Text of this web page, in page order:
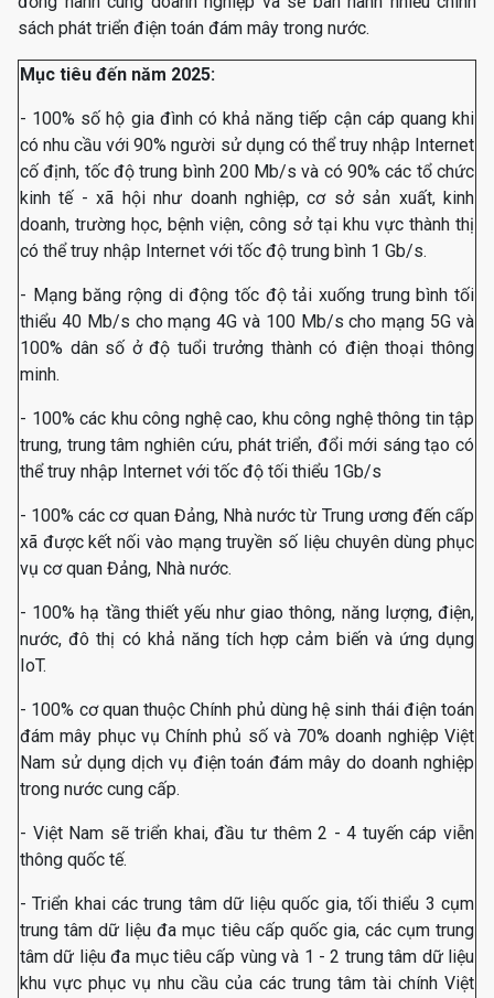
sách phát triển điện toán đám mây trong nước.
Mục tiêu đến năm 2025:
- 100% số hộ gia đình có khả năng tiếp cận cáp quang khi
có nhu cầu với 90% người sử dụng có thể truy nhập Internet
cố định, tốc độ trung bình 200 Mb/s và có 90% các tổ chức
kinh tế - xã hội như doanh nghiệp, cơ sở sản xuất, kinh
doanh, trường học, bệnh viện, công sở tại khu vực thành thị
có thể truy nhập Internet với tốc độ trung bình 1 Gb/s.
- Mạng băng rộng di động tốc độ tải xuống trung bình tối
thiểu 40 Mb/s cho mạng 4G và 100 Mb/s cho mạng 5G và
100% dân số ở độ tuổi trưởng thành có điện thoại thông
minh.
- 100% các khu công nghệ cao, khu công nghệ thông tin tập
trung, trung tâm nghiên cứu, phát triển, đổi mới sáng tạo có
thể truy nhập Internet với tốc độ tối thiểu 1Gb/s
- 100% các cơ quan Đảng, Nhà nước từ Trung ương đến cấp
xã được kết nối vào mạng truyền số liệu chuyên dùng phục
vụ cơ quan Đảng, Nhà nước.
- 100% hạ tầng thiết yếu như giao thông, năng lượng, điện,
nước, đô thị có khả năng tích hợp cảm biến và ứng dụng
IoT.
- 100% cơ quan thuộc Chính phủ dùng hệ sinh thái điện toán
đám mây phục vụ Chính phủ số và 70% doanh nghiệp Việt
Nam sử dụng dịch vụ điện toán đám mây do doanh nghiệp
trong nước cung cấp.
- Việt Nam sẽ triển khai, đầu tư thêm 2 - 4 tuyến cáp viễn
thông quốc tế.
- Triển khai các trung tâm dữ liệu quốc gia, tối thiểu 3 cụm
trung tâm dữ liệu đa mục tiêu cấp quốc gia, các cụm trung
tâm dữ liệu đa mục tiêu cấp vùng và 1 - 2 trung tâm dữ liệu
khu vực phục vụ nhu cầu của các trung tâm tài chính Việt